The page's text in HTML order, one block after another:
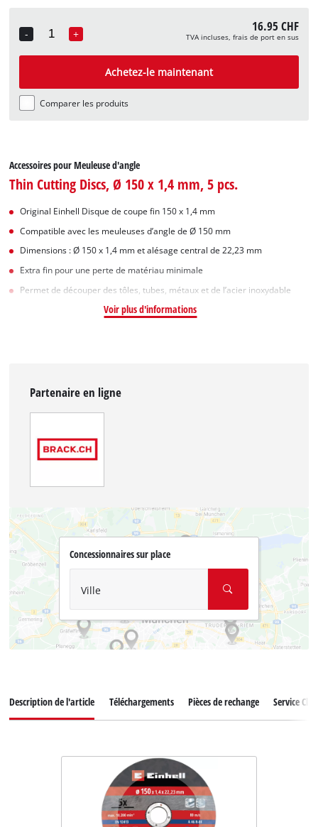
-
Quantity
+ 16.95 CHF
TVA incluses, frais de port en sus
Achetez-le maintenant
Comparer les produits
Accessoires pour Meuleuse d'angle
Thin Cutting Discs, Ø 150 x 1,4 mm, 5 pcs.
Original Einhell Disque de coupe fin 150 x 1,4 mm
Compatible avec les meuleuses d’angle de Ø 150 mm
Dimensions : Ø 150 x 1,4 mm et alésage central de 22,23 mm
Extra fin pour une perte de matériau minimale
Permet de découper des tôles, tubes, métaux et de l’acier inoxydable
Voir plus d'informations
Partenaire en ligne
Concessionnaires sur place
Ville
Description de l'article Téléchargements Pièces de rechange Service